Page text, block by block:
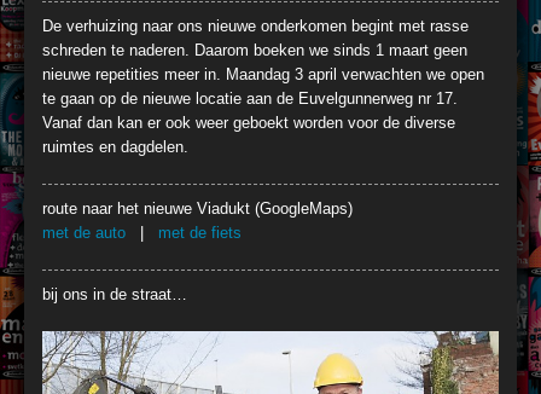
De verhuizing naar ons nieuwe onderkomen begint met rasse
schreden te naderen. Daarom boeken we sinds 1 maart geen
nieuwe repetities meer in. Maandag 3 april verwachten we open
te gaan op de nieuwe locatie aan de Euvelgunnerweg nr 17.
Vanaf dan kan er ook weer geboekt worden voor de diverse
ruimtes en dagdelen.
route naar het nieuwe Viadukt (GoogleMaps)
met de auto | met de fiets
bij ons in de straat…